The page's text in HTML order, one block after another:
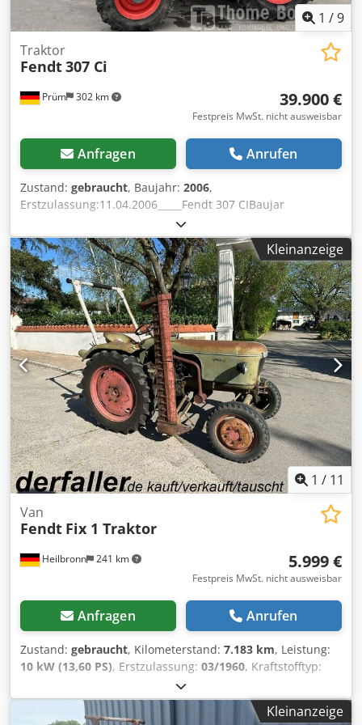
1 /9
Prüm 302 km
Traktor
Fendt307 Ci
39.900 €
Festpreis MwSt. nicht ausweisbar
Anfragen Anrufen
Zustand: gebraucht, Baujahr: 2006,
Erstzulassung:11.04.2006_____Fendt 307 CIBaujar
2006Betriebsstunden 3.445MotorDeutz 4 Zylinder Turbo
Hubraum: 4.038 cm³Nennleistung: 80 PS Max.
Drehmoment 423 Nm bei 1500 UpmTankinhalt: 108
lGetriebe40 km/h 21/21 Overdrive
WendeschaltungLastschaltbare Zapfwelle 540 / 750 /
1000HydraulikTandempumpe 70 l/min 200
barHeckhydraulik Hubkraft 48,9 kN2 Steuerventile DW
KreuzschalthebelBremsenhydr.
BremseKabineluftegefederter
FahrersitzDachlukeLenksäule höhen- und
neigunsverstellbarHeizung ohne KlimaanlageFrontlader
mit Parallelführung ohne drittem SteuerkreisVerkauf
erfolgt DIfferenzbesteuert nach § 25a UStG,Lagerort:null
Dcodpfxeyv S Ule Anwjk
Kleinanzeige
1 / 11
Heilbronn 241 km
Van
Fendt Fix 1 Traktor
5.999 €
Festpreis MwSt. nicht ausweisbar
Anfragen Anrufen
Zustand: gebraucht, Kilometerstand: 7.183 km, Leistung:
10 kW (13,60 PS), Erstzulassung: 03/1960, Kraftstofftyp:
2.000 kg
mechanisch, Federung:Sonstige, Anzahl der Sitzplätze:2,
Betriebsstunden:7.183 h
, , Diesel ErstzulassungKleinanzeige